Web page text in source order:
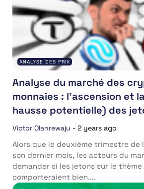
ANALYSE DES PRIX
Analyse du marché des
monnaies : l’ascension et
hausse potentielle) des
Victor Olanrewaju - 2 years ago
Alors que le deuxième trimestre de
son dernier mois, les acteurs du
demander si les jetons sur le thème
comporteraient bien....